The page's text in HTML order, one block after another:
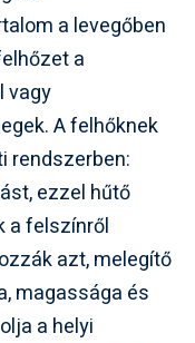
a levegőben
a
vagy
A felhőknek
rendszerben:
ezzel hűtő
a felszínről
azt, melegítő
magassága és
a helyi